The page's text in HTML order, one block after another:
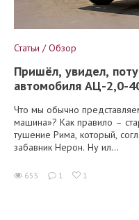
Статьи / Обзор
Пришёл, увидел,
автомобиля АЦ-2,0-
Что мы обычно
машина»? Как правило –
тушение Рима, который,
забавник Нерон. Ну ил...
655 1 1